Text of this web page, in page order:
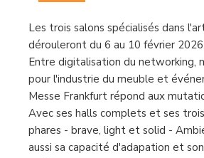
Les trois salons spécialisés dans
dérouleront du 6 au 10 février
Entre digitalisation du networking,
pour l'industrie du meuble et
Messe Frankfurt répond aux
Avec ses halls complets et ses
phares - brave, light et solid -
aussi sa capacité d'adapation et